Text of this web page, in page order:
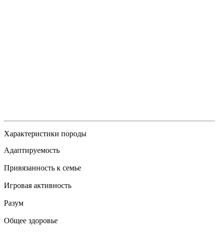
Характеристики породы
Адаптируемость
Привязанность к семье
Игровая активность
Разум
Общее здоровье